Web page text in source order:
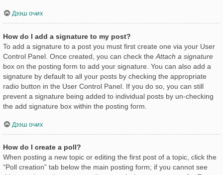
Дээш очих
How do I add a signature to my post?
To add a signature to a post you must first create one via your User
Control Panel. Once created, you can check the Attach a signature
box on the posting form to add your signature. You can also add a
signature by default to all your posts by checking the appropriate
radio button in the User Control Panel. If you do so, you can still
prevent a signature being added to individual posts by un-checking
the add signature box within the posting form.
Дээш очих
How do I create a poll?
When posting a new topic or editing the first post of a topic, click the
“Poll creation” tab below the main posting form; if you cannot see